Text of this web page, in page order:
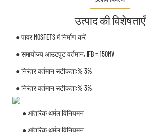
उत्पाद की विशेषताएँ
● पावर MOSFETS में निर्माण करें
● समायोज्य आउटपुट वर्तमान, IFB = 150MV
● निरंतर वर्तमान सटीकता:% 3%
● निरंतर वर्तमान सटीकता:% 3%
● आंतरिक थर्मल विनियमन
● आंतरिक थर्मल विनियमन